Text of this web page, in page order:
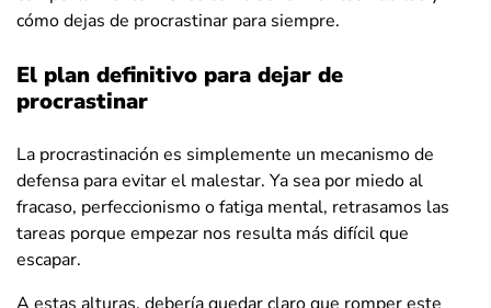
cómo dejas de procrastinar para siempre.
El plan definitivo para dejar de
procrastinar
La procrastinación es simplemente un mecanismo de
defensa para evitar el malestar. Ya sea por miedo al
fracaso, perfeccionismo o fatiga mental, retrasamos las
tareas porque empezar nos resulta más difícil que
escapar.